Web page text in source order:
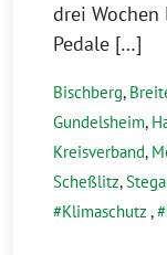
drei
Pedale […]
Bischberg,
Gundelsheim,
Kreisverband,
Scheßlitz,
Klimaschutz ,